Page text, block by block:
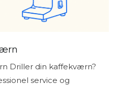
Driller din kaffekværn?
service og